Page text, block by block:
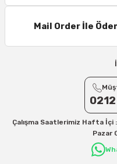
Mail Order İle
Çalışma Saatlerimiz Hafta
Pazar